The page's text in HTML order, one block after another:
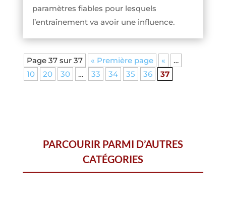
paramètres fiables pour lesquels
l’entraînement va avoir une influence.
Page 37 sur 37 « Première page «
…
10
20 30 … 33 34 35 36 37
PARCOURIR PARMI D’AUTRES
CATÉGORIES